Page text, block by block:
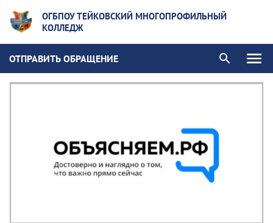
ОГБПОУ ТЕЙКОВСКИЙ МНОГОПРОФИЛЬНЫЙ
КОЛЛЕДЖ
ОТПРАВИТЬ ОБРАЩЕНИЕ